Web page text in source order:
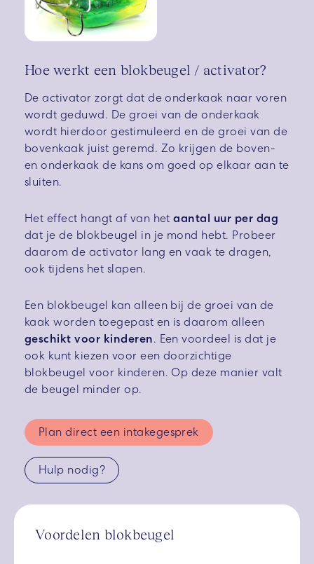
Hoe werkt een blokbeugel / activator?
De activator zorgt dat de onderkaak naar voren
wordt geduwd. De groei van de onderkaak
wordt hierdoor gestimuleerd en de groei van de
bovenkaak juist geremd. Zo krijgen de boven-
en onderkaak de kans om goed op elkaar aan te
sluiten.
Het effect hangt af van hetaantal uur per dag
dat je de blokbeugel in je mond hebt. Probeer
daarom de activator lang en vaak te dragen,
ook tijdens het slapen.
Een blokbeugel kan alleen bij de groei van de
kaak worden toegepast en is daarom alleen
geschikt voor kinderen. Een voordeel is dat je
ook kunt kiezen voor een doorzichtige
blokbeugel voor kinderen. Op deze manier valt
de beugel minder op.
Plan direct een intakegesprek
Hulp nodig?
Voordelen blokbeugel